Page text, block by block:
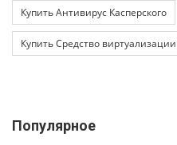
Купить Антивирус Касперского
Купить Средство
Популярное